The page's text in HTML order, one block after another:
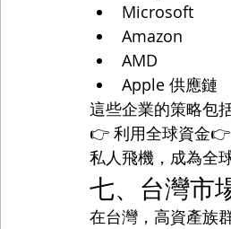
Microsoft
Amazon
AMD
Apple 供應鏈
這些企業的策略包
👉 利用全球資金
私人飛機，成為全
七、台灣市
在台灣，高資產族